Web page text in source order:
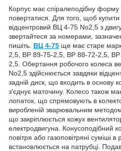
Корпус має спіралеподібну форму
повертатися. Для того, щоб
відцентровий ВЦ 4-75 No2,5 з
звертайтеся за номерами,
пишіть. ВЦ 4-75 ще має старе
2,5, ВР 89-75-2,5, ВР 88-72-2,5,
2,5. Обертання робочого колеса
No2,5 здійснюється завдяки
задній диск, що входить в основу
з'єднує маточину. Колесо також
лопаток, що спрямовують в
виробленій зварювальним методом
що закріплюється кожух
електродвигуна. Конусоподібний
повітря або газоповітряні суміші в
встановлюється на патрубці.